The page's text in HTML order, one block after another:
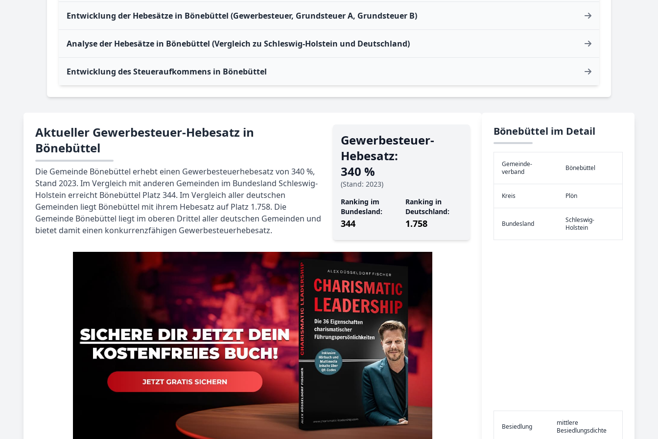
Entwicklung der Hebesätze in Bönebüttel (Gewerbesteuer, Grundsteuer A, Grundsteuer B)
Analyse der Hebesätze in Bönebüttel (Vergleich zu Schleswig-Holstein und Deutschland)
Entwicklung des Steueraufkommens in Bönebüttel
Aktueller Gewerbesteuer-Hebesatz in
Bönebüttel
Die Gemeinde Bönebüttel erhebt einen Gewerbesteuerhebesatz von 340 %,
Stand 2023. Im Vergleich mit anderen Gemeinden im Bundesland Schleswig-
Holstein erreicht Bönebüttel Platz 344. Im Vergleich aller deutschen
Gemeinden liegt Bönebüttel mit ihrem Hebesatz auf Platz 1.758. Die
Gemeinde Bönebüttel liegt im oberen Drittel aller deutschen Gemeinden und
bietet damit einen konkurrenzfähigen Gewerbesteuerhebesatz.
Gewerbe­steuer-
Hebe­satz:
340 %
(Stand: 2023)
Ranking im
Bundesland:
344
Ranking in
Deutschland:
1.758
Bönebüttel im Detail
Gemeinde­
verband
Bönebüttel
Kreis Plön
Bundes­land
Schleswig-
Holstein
Be­sied­lung
mittlere
Besiedlungsdichte